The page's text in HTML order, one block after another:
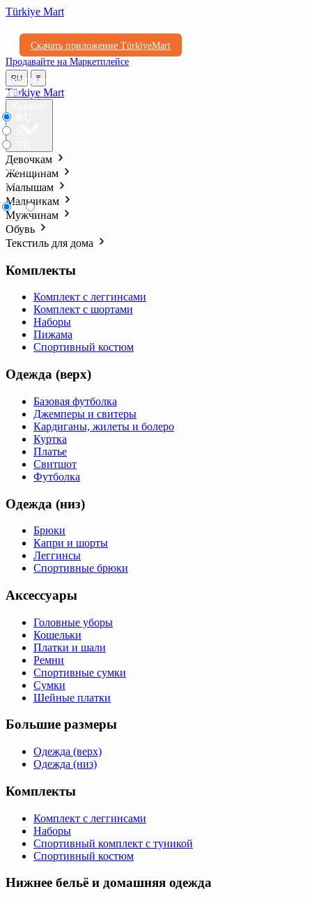
Türkiye Mart
Скачать приложение TürkiyeMart
Продавайте на Маркетплейсе
RU ₸
₸ ₺l
Türkiye Mart
Девочкам
Женщинам
Малышам
Мальчикам
Мужчинам
Обувь
Текстиль для дома
Комплекты
Комплект с леггинсами
Комплект с шортами
Наборы
Пижама
Спортивный костюм
Одежда (верх)
Базовая футболка
Джемперы и свитеры
Кардиганы, жилеты и болеро
Куртка
Платье
Свитшот
Футболка
Одежда (низ)
Брюки
Капри и шорты
Леггинсы
Спортивные брюки
Аксессуары
Головные уборы
Кошельки
Платки и шали
Ремни
Спортивные сумки
Сумки
Шейные платки
Большие размеры
Одежда (верх)
Одежда (низ)
Комплекты
Комплект с леггинсами
Наборы
Спортивный комплект с туникой
Спортивный костюм
Нижнее бельё и домашняя одежда